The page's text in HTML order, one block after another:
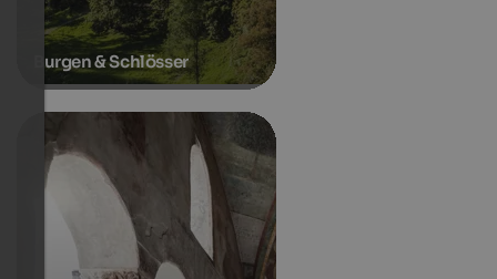
Burgen & Schlösser